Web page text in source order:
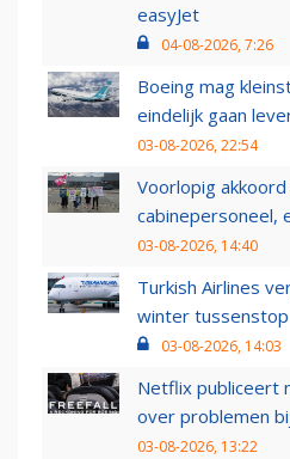
easyJet
04-08-2026, 7:26
Boeing mag
eindelijk gaan
03-08-2026, 22:54
Voorlopig
cabinepersoneel,
03-08-2026, 14:40
Turkish Airlines
winter
03-08-2026, 14:03
Netflix publiceert
over problemen
03-08-2026, 13:22